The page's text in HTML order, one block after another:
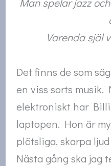
Varenda själ
Det finns de som
en viss sorts musik.
elektroniskt har
laptopen. Hon är
plötsliga, skarpa
Nästa gång ska jag